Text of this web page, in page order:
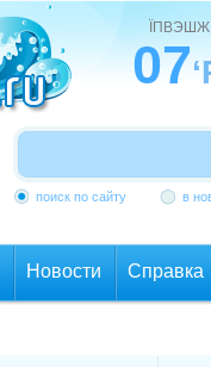
07
поиск по сайту в
Новости Справка